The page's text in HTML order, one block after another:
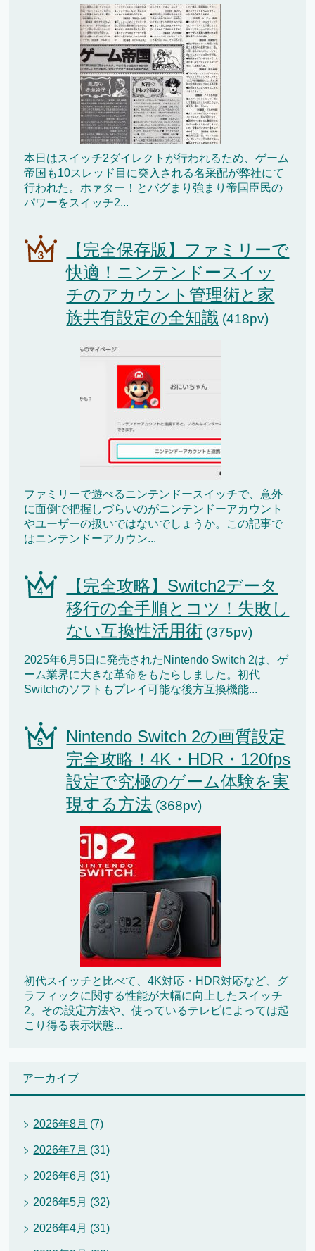
本日はスイッチ2ダイレクトが行われるため、ゲーム
帝国も10スレッド目に突入される名采配が弊社にて
行われた。ホァター！とバグまり強まり帝国臣民の
パワーをスイッチ2...
【完全保存版】ファミリーで
快適！ニンテンドースイッ
チのアカウント管理術と家
族共有設定の全知識 (418pv)
ファミリーで遊べるニンテンドースイッチで、意外
に面倒で把握しづらいのがニンテンドーアカウント
やユーザーの扱いではないでしょうか。この記事で
はニンテンドーアカウン...
【完全攻略】Switch2データ
移行の全手順とコツ！失敗し
ない互換性活用術 (375pv)
2025年6月5日に発売されたNintendo Switch 2は、ゲ
ーム業界に大きな革命をもたらしました。初代
Switchのソフトもプレイ可能な後方互換機能...
Nintendo Switch 2の画質設定
完全攻略！4K・HDR・120fps
設定で究極のゲーム体験を実
現する方法 (368pv)
初代スイッチと比べて、4K対応・HDR対応など、グ
ラフィックに関する性能が大幅に向上したスイッチ
2。その設定方法や、使っているテレビによっては起
こり得る表示状態...
アーカイブ
2026年8月 (7)
2026年7月 (31)
2026年6月 (31)
2026年5月 (32)
2026年4月 (31)